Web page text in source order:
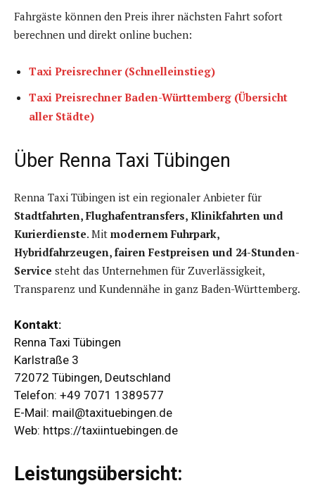
Fahrgäste können den Preis ihrer nächsten Fahrt sofort
berechnen und direkt online buchen:
Taxi Preisrechner (Schnelleinstieg)
Taxi Preisrechner Baden-Württemberg (Übersicht
aller Städte)
Über Renna Taxi Tübingen
Renna Taxi Tübingen ist ein regionaler Anbieter für
Stadtfahrten, Flughafentransfers, Klinikfahrten und
Kurierdienste. Mit modernem Fuhrpark,
Hybridfahrzeugen, fairen Festpreisen und 24-Stunden-
Service steht das Unternehmen für Zuverlässigkeit,
Transparenz und Kundennähe in ganz Baden-Württemberg.
Kontakt:
Renna Taxi Tübingen
Karlstraße 3
72072 Tübingen, Deutschland
Telefon: +49 7071 1389577
E-Mail: mail@taxituebingen.de
Web: https://taxiintuebingen.de
Leistungsübersicht: